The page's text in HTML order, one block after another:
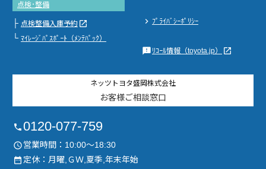
点検･整備
├ 点検整備入庫予約 launch
└ ﾏｲﾚｰｼﾞﾊﾟｽﾎﾟｰﾄ（ﾒﾝﾃﾊﾟｯｸ）
chevron_right ﾌﾟﾗｲﾊﾞｼｰﾎﾟﾘｼｰ
feedback ﾘｺｰﾙ情報（toyota.jp） launch
ネッツトヨタ盛岡株式会社
お客様ご相談窓口
phone0120-077-759
access_time営業時間：10:00～18:30
date_range 定休：月曜,ＧＷ,夏季,年末年始